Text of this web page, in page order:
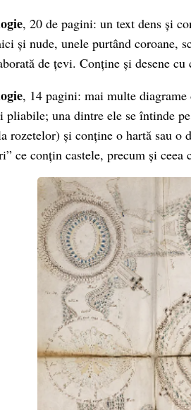
, 20 de pagini: un text dens și
și nude, unele purtând coroane,
de țevi. Conține și desene
, 14 pagini: mai multe diagrame
pliabile; una dintre ele se întinde
rozetelor) și conține o hartă sau o
ce conțin castele, precum și ceea